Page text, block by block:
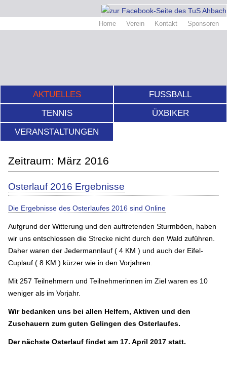
Home Verein Kontakt Sponsoren
AKTUELLES
FUSSBALL
TENNIS
ÜXBIKER
VERANSTALTUNGEN
März 2016
Osterlauf 2016 Ergebnisse
Die Ergebnisse des Osterlaufes 2016 sind Online
Aufgrund der Witterung und den auftretenden Sturmböen, haben
wir uns entschlossen die Strecke nicht durch den Wald zuführen.
Daher waren der Jedermannlauf ( 4 KM ) und auch der Eifel-
Cuplauf ( 8 KM ) kürzer wie in den Vorjahren.
Mit 257 Teilnehmern und Teilnehmerinnen im Ziel waren es 10
weniger als im Vorjahr.
Wir bedanken uns bei allen Helfern, Aktiven und den
Zuschauern zum guten Gelingen des Osterlaufes.
Der nächste Osterlauf findet am 17. April 2017 statt.